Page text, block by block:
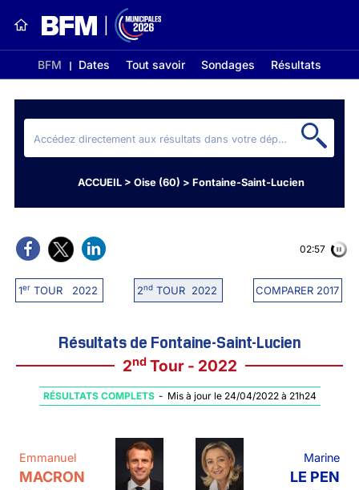
BFM Dates Tout savoir Sondages Résultats
ACCUEIL> Oise (60) > Fontaine-Saint-Lucien
1erTOUR 2022 2ndTOUR 2022 COMPARER 2017
02:56
Résultats de Fontaine-Saint-Lucien
2ndTour - 2022
RÉSULTATS COMPLETS - Mis à jour le 24/04/2022 à 21h24
Emmanuel
MACRON
Marine
LE PEN